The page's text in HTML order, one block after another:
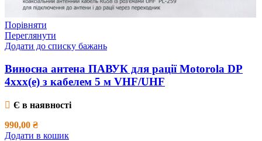
Порівняти
Переглянути
Додати до списку бажань
Виносна антена ПАВУК для рації Motorola DP
4xxx(e) з кабелем 5 м VHF/UHF
Є в наявності
990,00 ₴
Додати в кошик